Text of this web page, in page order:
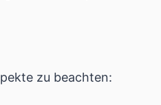
zu beachten: